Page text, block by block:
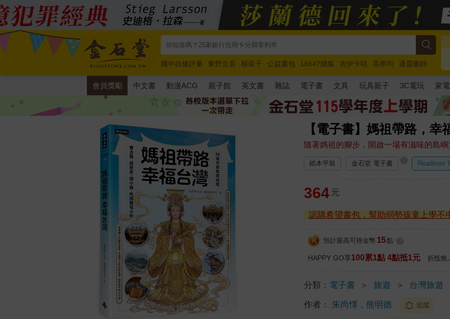
國中自修評量 東野圭吾 楊双子 公益書包 16647續集 吉伊卡哇 高希均
通靈藥師
唯紅花綻放
奧德賽 路邊攤新作 馬斯克 玩具總動員5 超慢跑
會員獎勵 中文書 動漫ACG 親子館 英文書 雜誌 電子書 文具 玩具親子 3C電玩 家電
【電子書】媽祖帶路，幸
隨著媽祖的腳步，開啟一場有滋味的島
紙本平裝 金石堂 電子書 Readmoo
364 元
認購希望書包，幫助弱勢孩童上學不
預計最高可得金幣 15 點
HAPPY GO享100累1點 4點抵1元 折抵無
分類： 電子書 ＞ 旅遊 ＞ 台灣旅遊
作者： 朱尚懌，熊明德 追蹤